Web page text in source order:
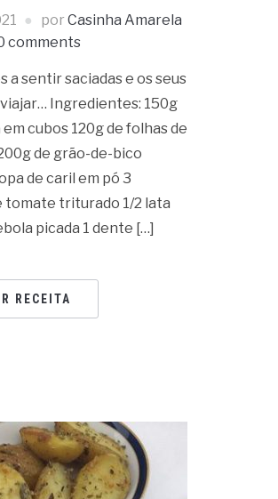
por Casinha Amarela
comments
a sentir saciadas e os seus
Ingredientes: 150g
cubos 120g de folhas de
de grão-de-bico
de caril em pó 3
tomate triturado 1/2 lata
picada 1 dente […]
RECEITA